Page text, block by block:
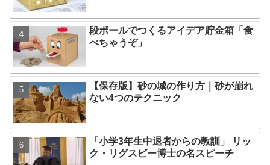
段ボールでつくるアイデア貯金箱「食
べちゃうぞ」
【保存版】砂の城の作り方｜砂が崩れ
ない4つのテクニック
「小学3年生中退者からの教訓」 リッ
ク・リグスビー博士の名スピーチ